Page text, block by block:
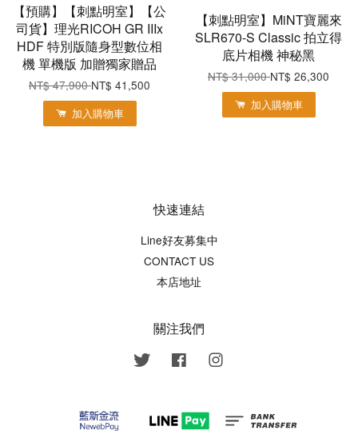
【預購】【刺點明室】【公
司貨】理光RICOH GR IIIx
HDF 特別版隨身型數位相
機 單機版 加贈獨家贈品
NT$ 47,900NT$ 41,500
加入購物車
【刺點明室】MiNT寶麗來
SLR670-S Classic 拍立得
底片相機 神秘黑
NT$ 31,000NT$ 26,300
加入購物車
快速連結
Line好友募集中
CONTACT US
本店地址
關注我們
Twitter Facebook